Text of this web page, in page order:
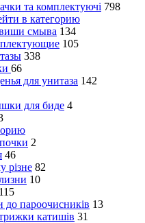
та комплектуючі 798
в категорию
смыва 134
105
338
66
для унитаза 142
для биде 4
2
46
різне 82
10
115
до пароочисників 13
катишів 31